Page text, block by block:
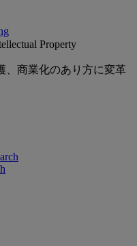
Property
、商業化のあり方に変革